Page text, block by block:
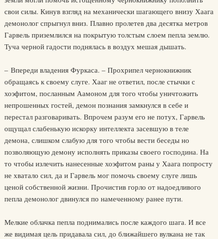
свои силы. Кинув взгляд на механически шагающего внизу Хаага
демонолог спрыгнул вниз. Плавно пролетев два десятка метров
Гарвель приземлился на покрытую толстым слоем пепла землю.
Туча черной гадости поднялась в воздух мешая дышать.
– Впереди владения Фуркаса. – Прохрипел чернокнижник
обращаясь к своему слуге. Хааг не ответил, после стычки с
хоэфитом, посланным Аамоном для того чтобы уничтожить
непрошенных гостей, демон познания замкнулся в себе и
перестал разговаривать. Впрочем разум его не потух, Гарвель
ощущал слабенькую искорку интеллекта засевшую в теле
демона, слишком слабую для того чтобы вести беседы но
позволяющую демону исполнять приказы своего господина. На
то чтобы излечить нанесенные хоэфитом раны у Хаага попросту
не хватало сил, да и Гарвель мог помочь своему слуге лишь
ценой собственной жизни. Прочистив горло от надоедливого
пепла демонолог двинулся по намеченному ранее пути.
Мелкие облачка пепла поднимались после каждого шага. И все
же видимая цель придавала сил, до ближайшего вулкана не так